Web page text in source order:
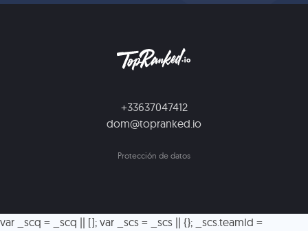
+33637047412
dom@topranked.io
Protección de datos
var _scq = _scq || []; var _scs = _scs || {}; _scs.teamId =